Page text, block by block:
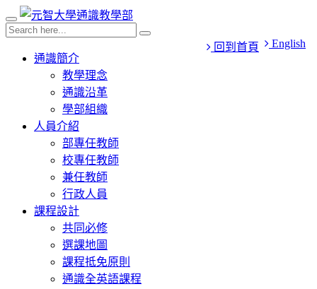
English
回到首頁
通識簡介
教學理念
通識沿革
學部組織
人員介紹
部專任教師
校專任教師
兼任教師
行政人員
課程設計
共同必修
選課地圖
課程抵免原則
通識全英語課程